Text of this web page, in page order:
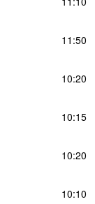
11:50
10:20
10:15
10:20
10:10